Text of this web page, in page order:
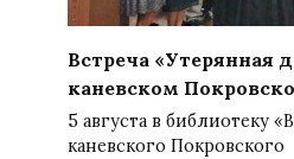
Встреча «Утерянная
каневском
5 августа в библиотеку
каневского Покровского